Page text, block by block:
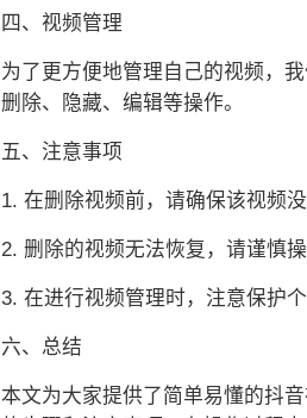
四、视频管理
为了更方便地管理自己的视频，
删除、隐藏、编辑等操作。
五、注意事项
1. 在删除视频前，请确保该视频
2. 删除的视频无法恢复，请谨慎操
3. 在进行视频管理时，注意保护个
六、总结
本文为大家提供了简单易懂的抖